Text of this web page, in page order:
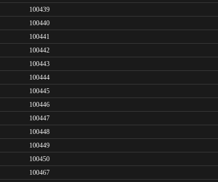
100439
100440
100441
100442
100443
100444
100445
100446
100447
100448
100449
100450
100467